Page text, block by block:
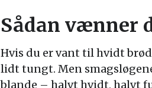
Sådan vænner
Hvis du er vant til hvidt
lidt tungt. Men
blande – halvt hvidt, halvt